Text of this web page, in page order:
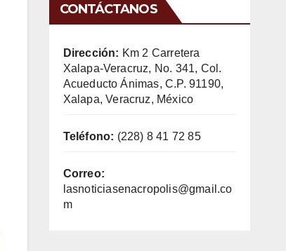
CONTÁCTANOS
Dirección: Km 2 Carretera
Xalapa-Veracruz, No. 341, Col.
Acueducto Ánimas, C.P. 91190,
Xalapa, Veracruz, México
Teléfono: (228) 8 41 72 85
Correo:
lasnoticiasenacropolis@gmail.co
m